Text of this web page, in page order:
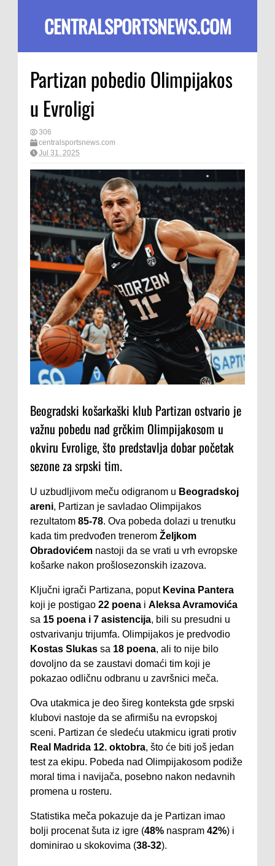
CENTRALSPORTSNEWS.COM
Partizan pobedio Olimpijakos
u Evroligi
306
centralsportsnews.com
Jul 31, 2025
Beogradski košarkaški klub Partizan ostvario je
važnu pobedu nad grčkim Olimpijakosom u
okviru Evrolige, što predstavlja dobar početak
sezone za srpski tim.
U uzbudljivom meču odigranom u Beogradskoj
areni, Partizan je savladao Olimpijakos
rezultatom 85-78. Ova pobeda dolazi u trenutku
kada tim predvođen trenerom Željkom
Obradovićem nastoji da se vrati u vrh evropske
košarke nakon prošlosezonskih izazova.
Ključni igrači Partizana, poput Kevina Pantera
koji je postigao 22 poena i Aleksa Avramovića
sa 15 poena i 7 asistencija, bili su presudni u
ostvarivanju trijumfa. Olimpijakos je predvodio
Kostas Slukas sa 18 poena, ali to nije bilo
dovoljno da se zaustavi domaći tim koji je
pokazao odličnu odbranu u završnici meča.
Ova utakmica je deo šireg konteksta gde srpski
klubovi nastoje da se afirmišu na evropskoj
sceni. Partizan će sledeću utakmicu igrati protiv
Real Madrida 12. oktobra, što će biti još jedan
test za ekipu. Pobeda nad Olimpijakosom podiže
moral tima i navijača, posebno nakon nedavnih
promena u rosteru.
Statistika meča pokazuje da je Partizan imao
bolji procenat šuta iz igre (48% naspram 42%) i
dominirao u skokovima (38-32).